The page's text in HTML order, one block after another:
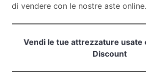
di vendere con le nostre aste online.
Vendi le tue attrezzature usate
Discount